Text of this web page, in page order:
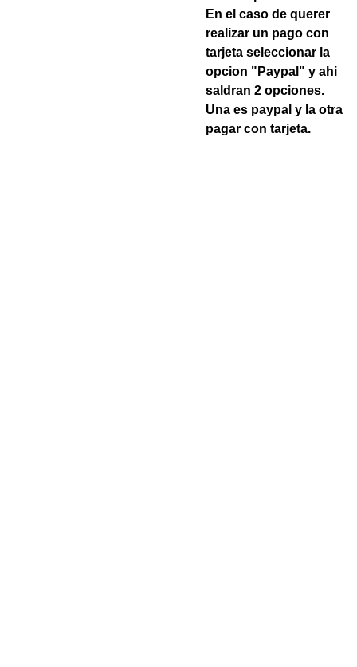
En el caso de querer
realizar un pago con
tarjeta seleccionar la
opcion "Paypal" y ahi
saldran 2 opciones.
Una es paypal y la otra
pagar con tarjeta.